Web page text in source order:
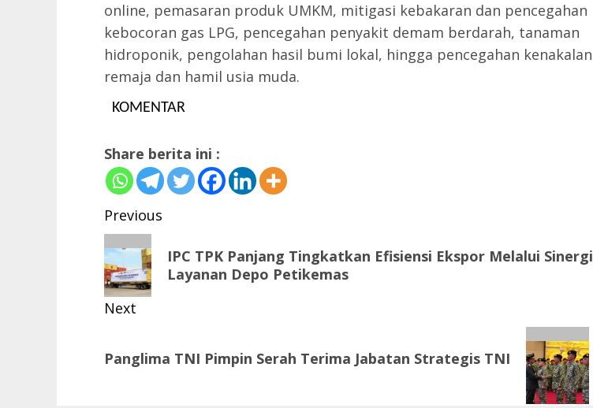
online, pemasaran produk UMKM, mitigasi kebakaran dan pencegahan
kebocoran gas LPG, pencegahan penyakit demam berdarah, tanaman
hidroponik, pengolahan hasil bumi lokal, hingga pencegahan kenakalan
remaja dan hamil usia muda.
KOMENTAR
Share berita ini :
Post
navigation
Previous
Previous
post:
IPC TPK Panjang Tingkatkan Efisiensi Ekspor Melalui Sinergi
Layanan Depo Petikemas
Next
post:
Panglima TNI Pimpin Serah Terima Jabatan Strategis TNI